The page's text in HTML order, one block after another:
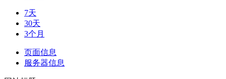
7天
30天
3个月
页面信息
服务器信息